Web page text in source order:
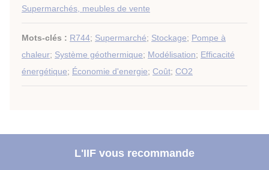
Supermarchés, meubles de vente
Mots-clés : R744; Supermarché; Stockage; Pompe à
chaleur; Système géothermique; Modélisation; Efficacité
énergétique; Économie d'energie; Coût; CO2
L'IIF vous recommande